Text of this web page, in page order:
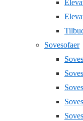
Sovesofaer